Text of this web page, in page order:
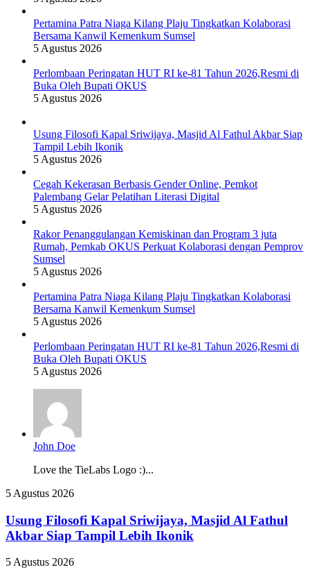
Pertamina Patra Niaga Kilang Plaju Tingkatkan Kolaborasi
Bersama Kanwil Kemenkum Sumsel
5 Agustus 2026
Perlombaan Peringatan HUT RI ke-81 Tahun 2026,Resmi di
Buka Oleh Bupati OKUS
5 Agustus 2026
Usung Filosofi Kapal Sriwijaya, Masjid Al Fathul Akbar Siap
Tampil Lebih Ikonik
5 Agustus 2026
Cegah Kekerasan Berbasis Gender Online, Pemkot
Palembang Gelar Pelatihan Literasi Digital
5 Agustus 2026
Rakor Penanggulangan Kemiskinan dan Program 3 juta
Rumah, Pemkab OKUS Perkuat Kolaborasi dengan Pemprov
Sumsel
5 Agustus 2026
Pertamina Patra Niaga Kilang Plaju Tingkatkan Kolaborasi
Bersama Kanwil Kemenkum Sumsel
5 Agustus 2026
Perlombaan Peringatan HUT RI ke-81 Tahun 2026,Resmi di
Buka Oleh Bupati OKUS
5 Agustus 2026
John Doe
Love the TieLabs Logo :)...
Usung
Kapal
Sriwijaya,
Masjid
Fathul
5 Agustus 2026
Usung Filosofi Kapal Sriwijaya, Masjid Al Fathul
Akbar Siap Tampil Lebih Ikonik
Cegah
5 Agustus 2026